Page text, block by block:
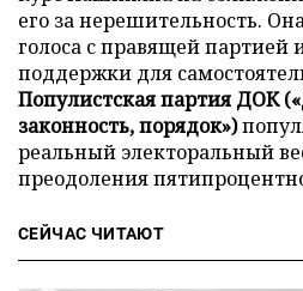
его за нерешительность.
голоса с правящей партией
поддержки для
Популистская партия ДОК
законность, порядок»)
реальный электоральный
преодоления
СЕЙЧАС ЧИТАЮТ